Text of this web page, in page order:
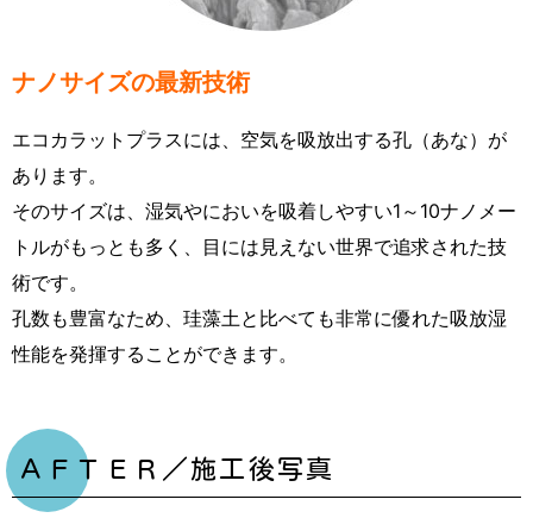
ナノサイズの最新技術
エコカラットプラスには、空気を吸放出する孔（あな）が
あります。
そのサイズは、湿気やにおいを吸着しやすい1～10ナノメー
トルがもっとも多く、目には見えない世界で追求された技
術です。
孔数も豊富なため、珪藻土と比べても非常に優れた吸放湿
性能を発揮することができます。
ＡＦＴＥＲ／施工後写真